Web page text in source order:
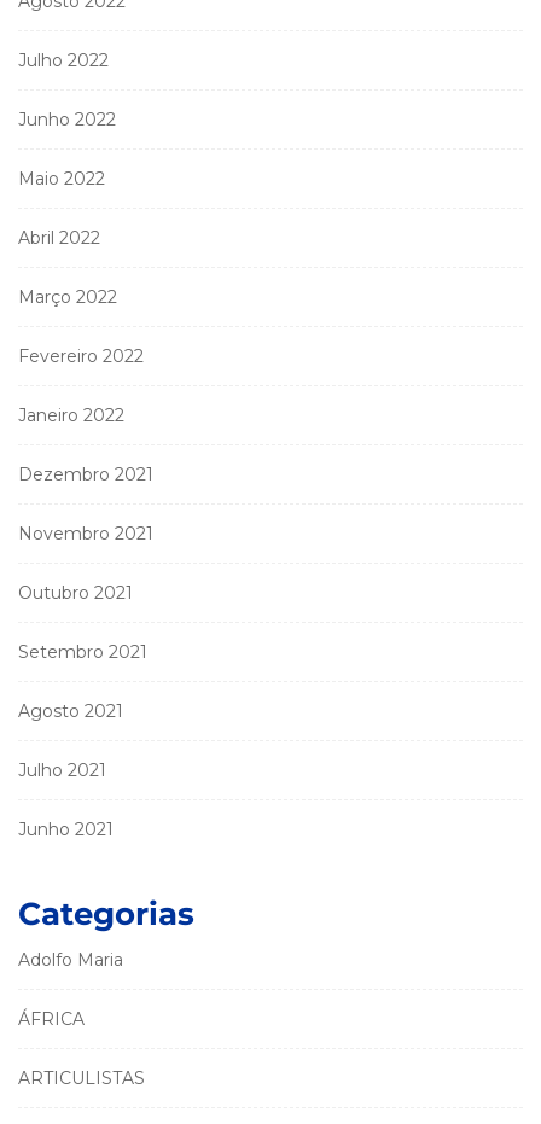
Julho 2022
Junho 2022
Maio 2022
Abril 2022
Março 2022
Fevereiro 2022
Janeiro 2022
Dezembro 2021
Novembro 2021
Outubro 2021
Setembro 2021
Agosto 2021
Julho 2021
Junho 2021
Categorias
Adolfo Maria
ÁFRICA
ARTICULISTAS